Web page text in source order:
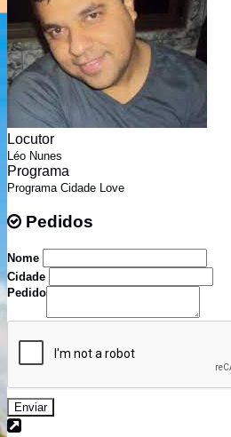
Locutor
Léo Nunes
Programa
Programa Cidade Love
Pedidos
Nome
Cidade
Pedido
Enviar